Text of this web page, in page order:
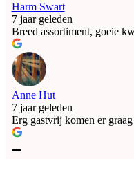
Harm Swart
7 jaar geleden
Breed assortiment, goeie
Anne Hut
7 jaar geleden
Erg gastvrij komen er